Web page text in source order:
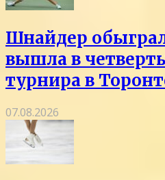
Шнайдер
вышла в
турнира в
07.08.2026